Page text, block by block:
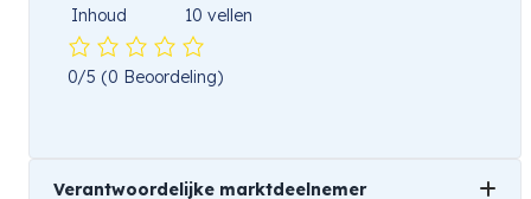
Inhoud 10 vellen
0/5 (0 Beoordeling)
Verantwoordelijke marktdeelnemer